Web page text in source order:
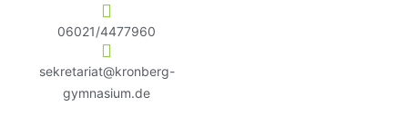
06021/4477960
sekretariat@kronberg-
gymnasium.de